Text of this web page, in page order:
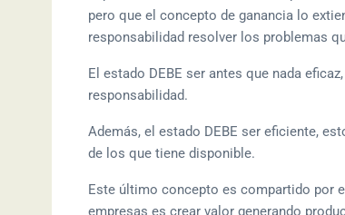
pero que el concepto de ganancia lo
responsabilidad resolver los problemas
El estado DEBE ser antes que nada
responsabilidad.
Además, el estado DEBE ser eficiente,
de los que tiene disponible.
Este último concepto es compartido por